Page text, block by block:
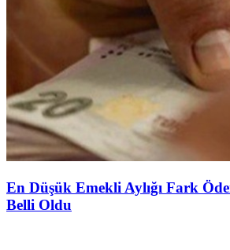
En Düşük Emekli Aylığı Fark
Belli Oldu